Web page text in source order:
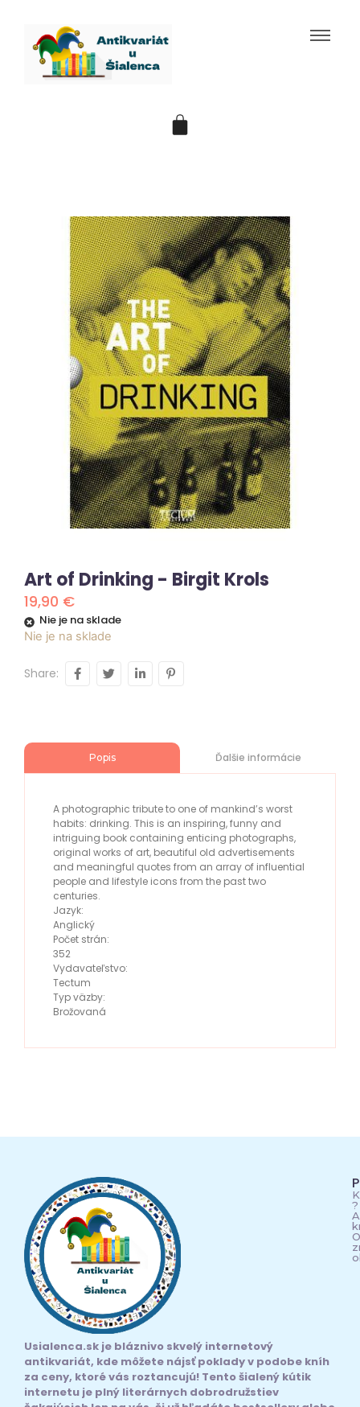
Art of Drinking - Birgit Krols
19,90 €
Nie je na sklade
Nie je na sklade
Share:
Popis Ďalšie informácie
A photographic tribute to one of mankind’s worst
habits: drinking. This is an inspiring, funny and
intriguing book containing enticing photographs,
original works of art, beautiful old advertisements
and meaningful quotes from an array of influential
people and lifestyle icons from the past two
centuries.
Jazyk:
Anglický
Počet strán:
352
Vydavateľstvo:
Tectum
Typ väzby:
Brožovaná
Usialenca.sk je bláznivo skvelý internetový
antikvariát, kde môžete nájsť poklady v podobe kníh
za ceny, ktoré vás roztancujú! Tento šialený kútik
internetu je plný literárnych dobrodružstiev
?